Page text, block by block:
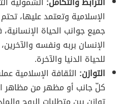
الإسلامية وتعتمد عليها،
جميع جوانب الحياة
الإنسان بربه ونفسه
للحياة الدنيا والآخرة.
التوازن: الثقافة الإسلامية
كلّ جانب أو مظهر من مظاهر